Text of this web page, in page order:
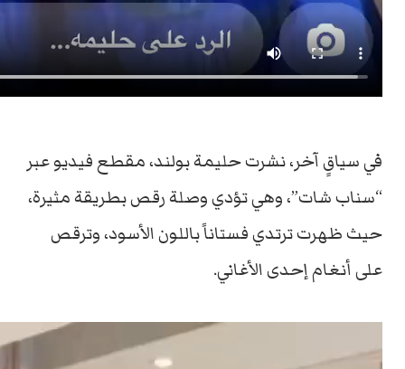
في سياقٍ آخر، نشرت حليمة بولند، مقطع فيديو عبر
“سناب شات”، وهي تؤدي وصلة رقص بطريقة مثيرة،
حيث ظهرت ترتدي فستاناً باللون الأسود، وترقص
على أنغام إحدى الأغاني.